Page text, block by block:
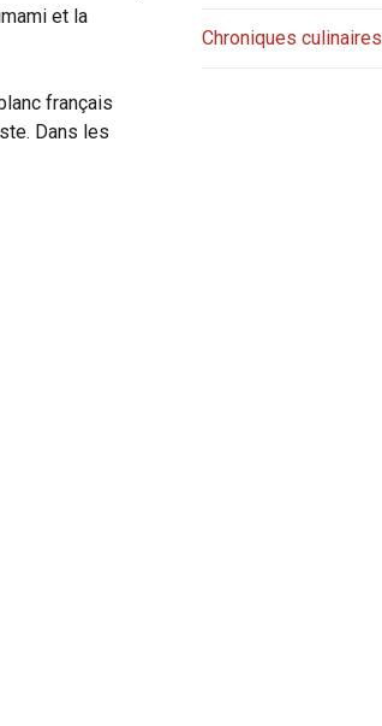
et la
français
Dans les
Chroniques culinaires